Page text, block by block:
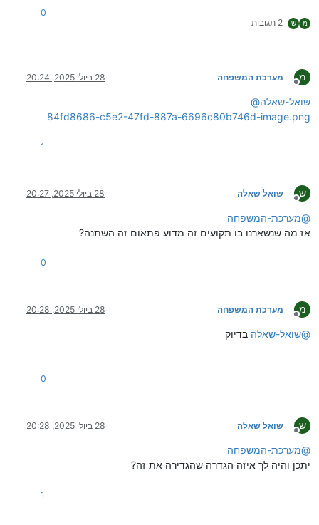
מ ש 2 תגובות
0
מ
מנותק
מערכת המשפחה 28 ביולי 2025, 20:24
@שואל-שאלה
84fd8686-c5e2-47fd-887a-6696c80b746d-image.png
1
ש
מנותק
שואל שאלה 28 ביולי 2025, 20:27
@מערכת-המשפחה
אז מה שנשארנו בו תקועים זה מדוע פתאום זה השתנה?
0
מ
מנותק
מערכת המשפחה 28 ביולי 2025, 20:28
@שואל-שאלה בדיוק
0
ש
מנותק
שואל שאלה 28 ביולי 2025, 20:28
@מערכת-המשפחה
יתכן והיה לך איזה הגדרה שהגדירה את זה?
1